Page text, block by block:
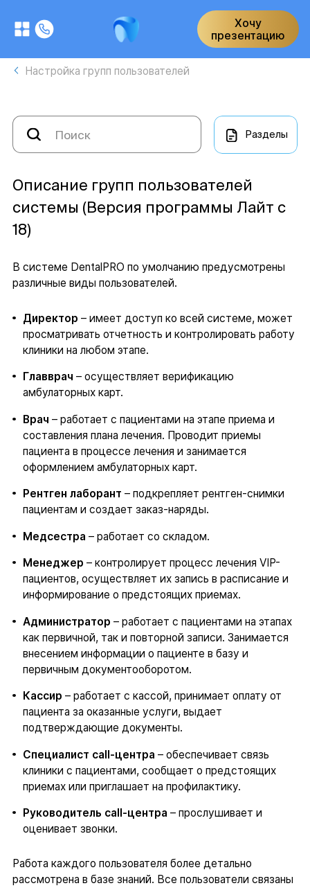
Хочу
презентацию
Настройка групп пользователей
Разделы
Описание групп пользователей
системы (Версия программы Лайт с
18)
В системе DentalPRO по умолчанию предусмотрены
различные виды пользователей.
Директор – имеет доступ ко всей системе, может
просматривать отчетность и контролировать работу
клиники на любом этапе.
Главврач – осуществляет верификацию
амбулаторных карт.
Врач – работает с пациентами на этапе приема и
составления плана лечения. Проводит приемы
пациента в процессе лечения и занимается
оформлением амбулаторных карт.
Рентген лаборант – подкрепляет рентген-снимки
пациентам и создает заказ-наряды.
Медсестра – работает со складом.
Менеджер – контролирует процесс лечения VIP-
пациентов, осуществляет их запись в расписание и
информирование о предстоящих приемах.
Администратор – работает с пациентами на этапах
как первичной, так и повторной записи. Занимается
внесением информации о пациенте в базу и
первичным документооборотом.
Кассир – работает с кассой, принимает оплату от
пациента за оказанные услуги, выдает
подтверждающие документы.
Специалист call-центра – обеспечивает связь
клиники с пациентами, сообщает о предстоящих
приемах или приглашает на профилактику.
Руководитель call-центра – прослушивает и
оценивает звонки.
Работа каждого пользователя более детально
рассмотрена в базе знаний. Все пользователи связаны